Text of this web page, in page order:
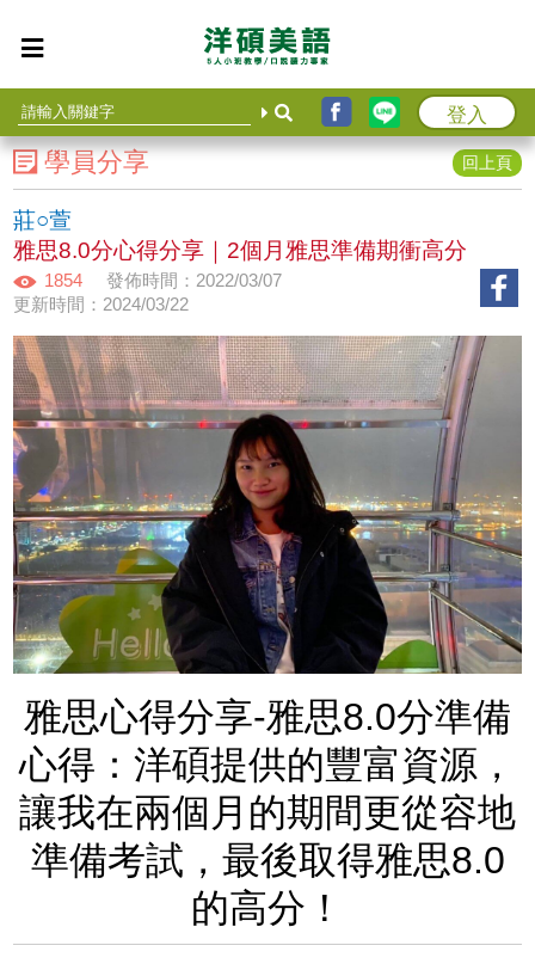
登入
學員分享 回上頁
莊○萱
雅思8.0分心得分享｜2個月雅思準備期衝高分
1854
發佈時間：2022/03/07
更新時間：2024/03/22
雅思心得分享-雅思8.0分準備
心得：洋碩提供的豐富資源，
讓我在兩個月的期間更從容地
準備考試，最後取得雅思8.0
的高分！